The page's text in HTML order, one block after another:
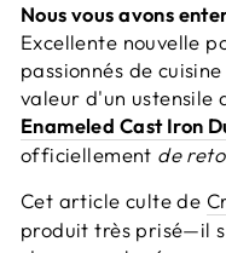
Nous vous avons
Excellente nouvelle
passionnés de
valeur d'un ustensile
Enameled Cast Iron
officiellement de
Cet article culte de
produit très prisé—il